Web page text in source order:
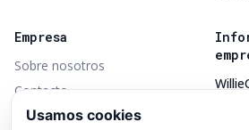
Empresa
Sobre nosotros
Contacto
Términos de servicio
Usamos cookies